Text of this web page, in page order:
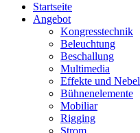
Startseite
Angebot
Kongresstechnik
Beleuchtung
Beschallung
Multimedia
Effekte und Nebel
Bühnenelemente
Mobiliar
Rigging
Strom